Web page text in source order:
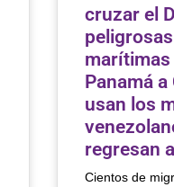
cruzar el
marítimas
Panamá
usan los
regresan
Cientos de